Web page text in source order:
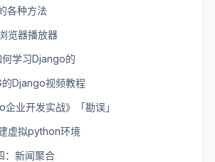
各种方法
览器播放器
学习Django的
的Django视频教程
企业开发实战》「勘误」
虚拟python环境
：新闻聚合